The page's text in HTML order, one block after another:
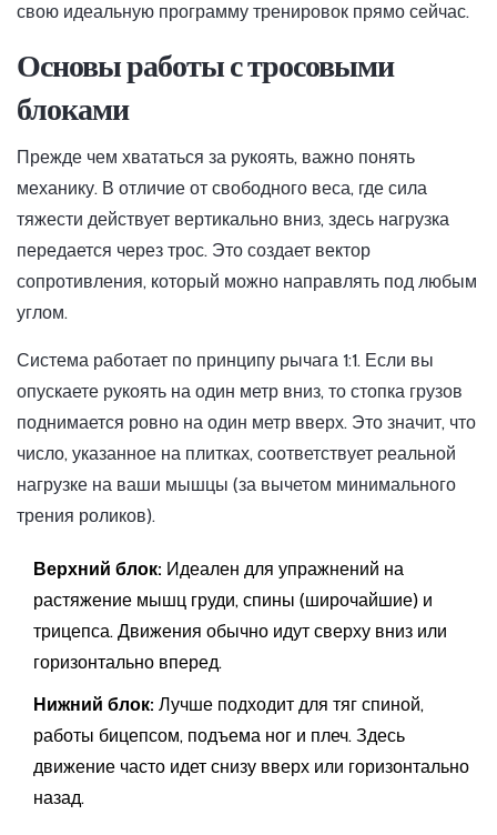
свою идеальную программу тренировок прямо сейчас.
Основы работы с тросовыми
блоками
Прежде чем хвататься за рукоять, важно понять
механику. В отличие от свободного веса, где сила
тяжести действует вертикально вниз, здесь нагрузка
передается через трос. Это создает вектор
сопротивления, который можно направлять под любым
углом.
Система работает по принципу рычага 1:1. Если вы
опускаете рукоять на один метр вниз, то стопка грузов
поднимается ровно на один метр вверх. Это значит, что
число, указанное на плитках, соответствует реальной
нагрузке на ваши мышцы (за вычетом минимального
трения роликов).
Верхний блок: Идеален для упражнений на
растяжение мышц груди, спины (широчайшие) и
трицепса. Движения обычно идут сверху вниз или
горизонтально вперед.
Нижний блок: Лучше подходит для тяг спиной,
работы бицепсом, подъема ног и плеч. Здесь
движение часто идет снизу вверх или горизонтально
назад.